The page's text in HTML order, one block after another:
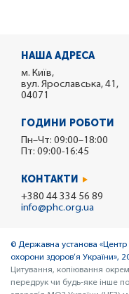
НАША АДРЕСА
м. Київ,
вул. Ярославська, 41,
04071
ГОДИНИ РОБОТИ
Пн–Чт: 09:00–18:00
Пт: 09:00-16:45
КОНТАКТИ
+380 44 334 56 89
info@phc.org.ua
© Державна установа «Центр
охорони здоров’я України»,
Цитування, копіювання
передрук чи будь-яке інше